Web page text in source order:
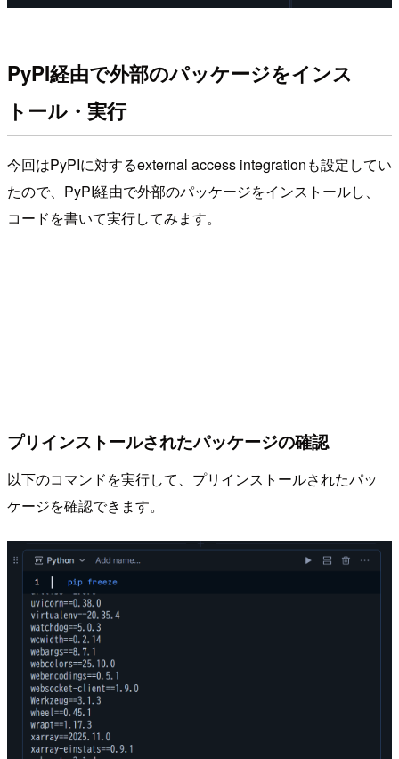
PyPI経由で外部のパッケージをインス
トール・実行
今回はPyPIに対するexternal access integrationも設定してい
たので、PyPI経由で外部のパッケージをインストールし、
コードを書いて実行してみます。
プリインストールされたパッケージの確認
以下のコマンドを実行して、プリインストールされたパッ
ケージを確認できます。